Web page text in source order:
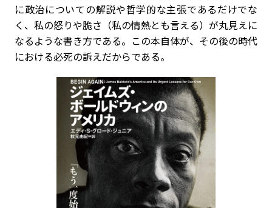
に政治についての解説や哲学的な主張であるだけでな
く、私の怒りや脆さ（私の情熱とも言える）が丸見えに
なるような書き方である。この本自体が、その後の時代
における必死の訴えだからである。